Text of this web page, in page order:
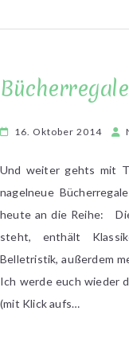
16. Oktober 2014
Und weiter gehts mit
nagelneue
heute an die Reihe:
steht, enthält
Belletristik, außerdem
Ich werde euch wieder
(mit Klick aufs…